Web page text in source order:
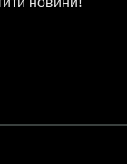
новини!